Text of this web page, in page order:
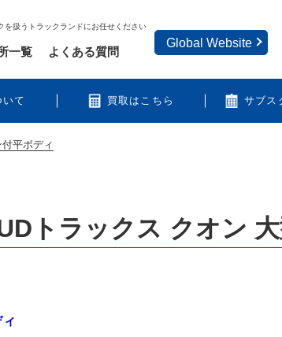
を扱うトラックランドにお任せください
いて 買取はこちら サブス
一覧 よくある質問
Global Website
平ボディ
トラックス クオン